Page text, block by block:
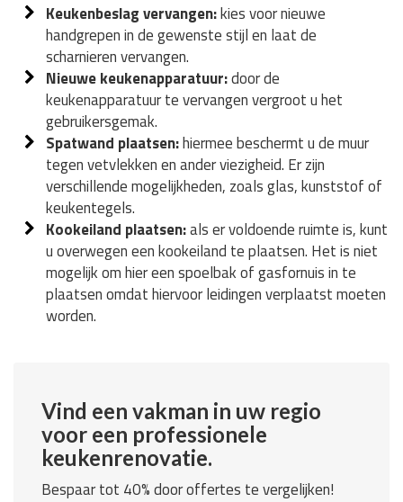
Keukenbeslag vervangen:kies voor nieuwe
handgrepen in de gewenste stijl en laat de
scharnieren vervangen.
Nieuwe keukenapparatuur:door de
keukenapparatuur te vervangen vergroot u het
gebruikersgemak.
Spatwand plaatsen:hiermee beschermt u de muur
tegen vetvlekken en ander viezigheid. Er zijn
verschillende mogelijkheden, zoals glas, kunststof of
keukentegels.
Kookeiland plaatsen:als er voldoende ruimte is, kunt
u overwegen een kookeiland te plaatsen. Het is niet
mogelijk om hier een spoelbak of gasfornuis in te
plaatsen omdat hiervoor leidingen verplaatst moeten
worden.
Vind een vakman in uw regio
voor een professionele
keukenrenovatie.
Bespaar tot 40% door offertes te vergelijken!